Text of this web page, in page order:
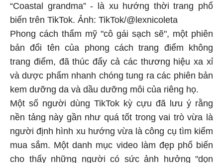
“Coastal grandma” - là xu hướng thời trang phổ
biến trên TikTok. Ảnh: TikTok/@lexnicoleta
Phong cách thẩm mỹ "cô gái sạch sẽ", một phiên
bản đổi tên của phong cách trang điểm không
trang điểm, đã thúc đẩy cả các thương hiệu xa xỉ
và dược phẩm nhanh chóng tung ra các phiên bản
kem dưỡng da và dầu dưỡng môi của riêng họ.
Một số người dùng TikTok kỳ cựu đã lưu ý rằng
nền tảng này gần như quá tốt trong vai trò vừa là
người định hình xu hướng vừa là công cụ tìm kiếm
mua sắm. Một danh mục video làm đẹp phổ biến
cho thấy những người có sức ảnh hưởng "dọn